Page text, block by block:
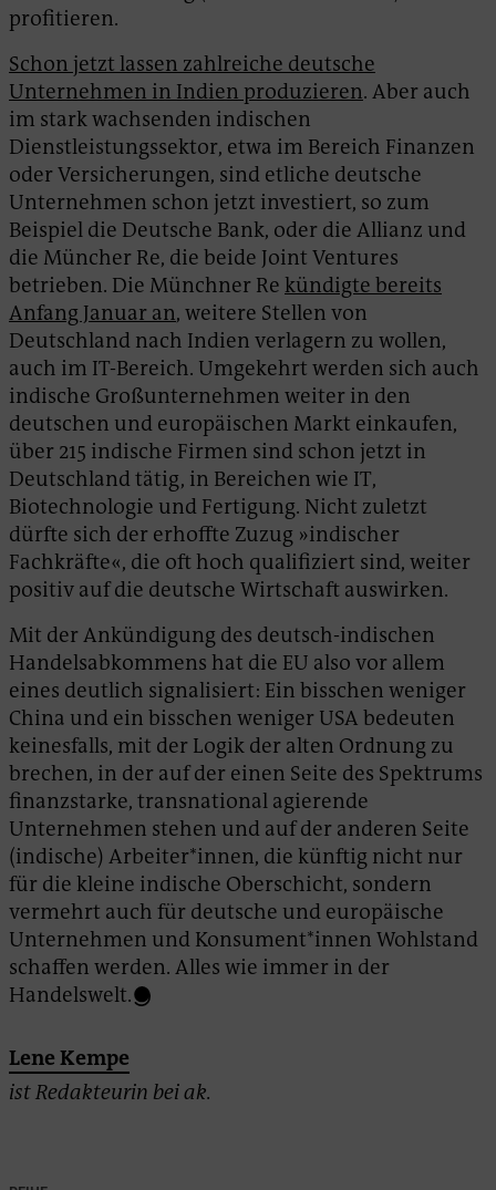
profitieren.
Schon jetzt lassen zahlreiche deutsche
Unternehmen in Indien produzieren. Aber auch
im stark wachsenden indischen
Dienstleistungssektor, etwa im Bereich Finanzen
oder Versicherungen, sind etliche deutsche
Unternehmen schon jetzt investiert, so zum
Beispiel die Deutsche Bank, oder die Allianz und
die Müncher Re, die beide Joint Ventures
betrieben. Die Münchner Re kündigte bereits
Anfang Januar an, weitere Stellen von
Deutschland nach Indien verlagern zu wollen,
auch im IT-Bereich. Umgekehrt werden sich auch
indische Großunternehmen weiter in den
deutschen und europäischen Markt einkaufen,
über 215 indische Firmen sind schon jetzt in
Deutschland tätig, in Bereichen wie IT,
Biotechnologie und Fertigung. Nicht zuletzt
dürfte sich der erhoffte Zuzug »indischer
Fachkräfte«, die oft hoch qualifiziert sind, weiter
positiv auf die deutsche Wirtschaft auswirken.
Mit der Ankündigung des deutsch-indischen
Handelsabkommens hat die EU also vor allem
eines deutlich signalisiert: Ein bisschen weniger
China und ein bisschen weniger USA bedeuten
keinesfalls, mit der Logik der alten Ordnung zu
brechen, in der auf der einen Seite des Spektrums
finanzstarke, transnational agierende
Unternehmen stehen und auf der anderen Seite
(indische) Arbeiter*innen, die künftig nicht nur
für die kleine indische Oberschicht, sondern
vermehrt auch für deutsche und europäische
Unternehmen und Konsument*innen Wohlstand
schaffen werden. Alles wie immer in der
Handelswelt.
Lene Kempe
ist Redakteurin bei ak.